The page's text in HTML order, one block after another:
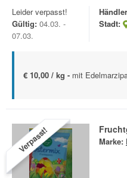
Leider verpasst!
Gültig: 04.03. -
07.03.
Stadt:
€ 10,00 / kg - mit
Verpasst! Marke: